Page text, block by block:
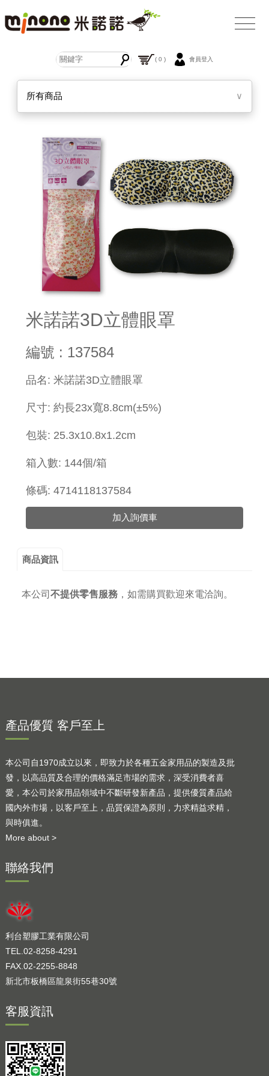
( 0 ) 會員登入
所有商品 ∨
米諾諾3D立體眼罩
編號 : 137584
​品名: 米諾諾3D立體眼罩
尺寸: 約長23x寬8.8cm(±5%)
包裝: 25.3x10.8x1.2cm
箱入數: 144個/箱
條碼: 4714118137584
加入詢價車
商品資訊
本公司 不提供零售服務， 如需購買歡迎來電洽詢。
產品優質 客戶至上
本公司自1970成立以來，即致力於各種五金家用品的製造及批
發，以高品質及合理的價格滿足市場的需求，深受消費者喜
愛，本公司於家用品領域中不斷研發新產品，提供優質產品給
國內外市場，以客戶至上，品質保證為原則，力求精益求精，
與時俱進。
More about >
聯絡我們
利台塑膠工業有限公司
TEL.02-8258-4291
FAX.02-2255-8848
新北市板橋區龍泉街55巷30號
客服資訊